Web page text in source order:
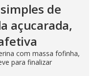
de
açucarada,
com massa fofinha,
para finalizar